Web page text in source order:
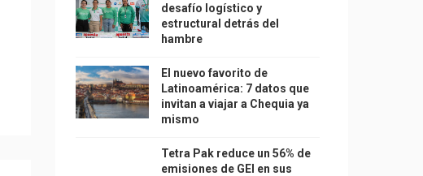
desafío logístico y
estructural detrás del
hambre
El nuevo favorito de
Latinoamérica: 7 datos que
invitan a viajar a Chequia ya
mismo
Tetra Pak reduce un 56% de
emisiones de GEI en sus